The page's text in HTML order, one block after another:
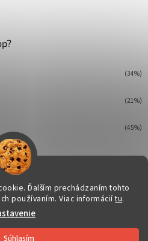
Ďalším prechádzaním tohto
používaním. Viac informáciítu.
Súhlasím
(34%)
(21%)
(45%)
Shoptet
. Všetky práva vyhradené.